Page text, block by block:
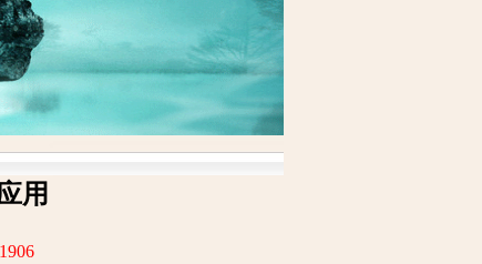
用
1906